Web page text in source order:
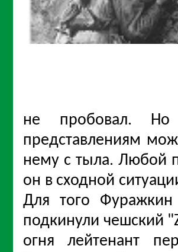
не пробовал.
представлениям
нему с тыла. Любой
он в сходной
Для того
подкинули чешский
огня лейтенант